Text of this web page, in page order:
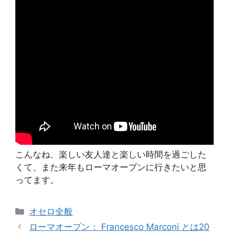
こんなね、楽しい友人達と楽しい時間を過ごした
くて、また来年もローマオープンに行きたいと思
ってます。
カ
テ
オセロ全般
ローマオープン： Francesco Marconi とは20